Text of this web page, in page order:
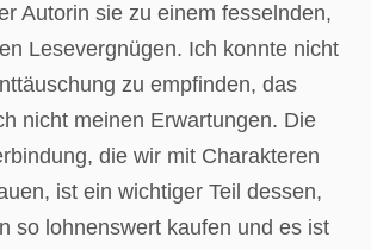
Autorin sie zu einem fesselnden,
Lesevergnügen. Ich konnte nicht
zu empfinden, das
nicht meinen Erwartungen. Die
die wir mit Charakteren
ist ein wichtiger Teil dessen,
so lohnenswert kaufen und es ist